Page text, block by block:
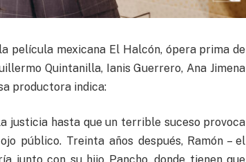
película mexicana El Halcón, ópera prima de
Quintanilla, Ianis Guerrero, Ana Jimena
productora indica:
justicia hasta que un terrible suceso provoca
público. Treinta años después, Ramón – el